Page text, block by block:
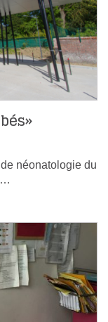
néonatologie du